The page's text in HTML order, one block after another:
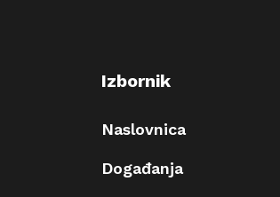
Izbornik
Naslovnica
Događanja